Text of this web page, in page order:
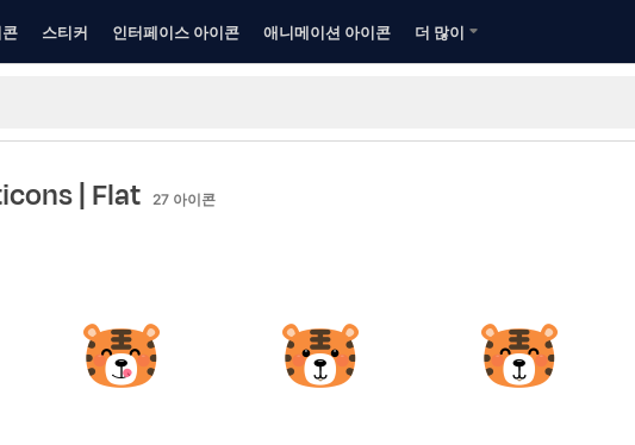
스티커 인터페이스 아이콘 애니메이션 아이콘 더 많이
| Flat 27 아이콘